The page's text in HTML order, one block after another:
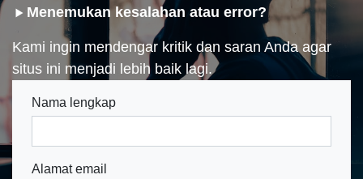
Menemukan kesalahan atau error?
Kami ingin mendengar kritik dan saran Anda agar
situs ini menjadi lebih baik lagi.
Nama lengkap
Alamat email